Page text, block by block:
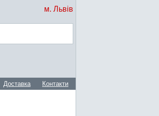
м. Львів
Доставка Контакти